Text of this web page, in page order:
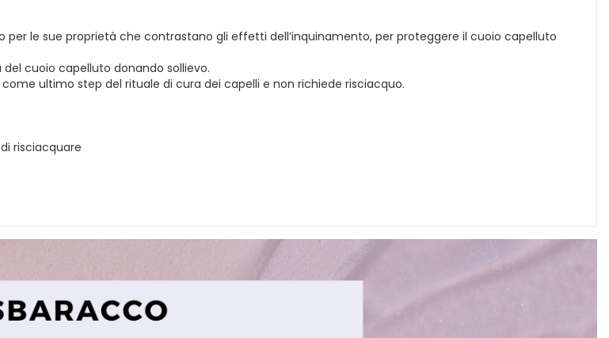
le sue proprietà che contrastano gli effetti dell’inquinamento, per proteggere il cuoio capelluto
cuoio capelluto donando sollievo.
ultimo step del rituale di cura dei capelli e non richiede risciacquo.
risciacquare